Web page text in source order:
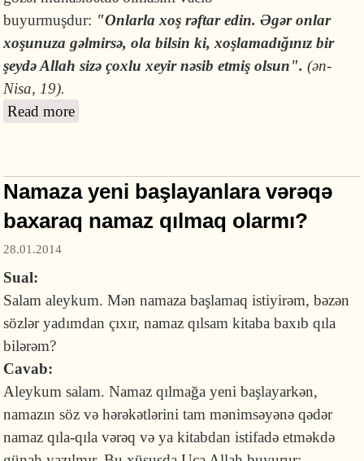
buyurmuşdur: "Onlarla xoş rəftar edin. Əgər onlar
xoşunuza gəlmirsə, ola bilsin ki, xoşlamadığınız bir
şeydə Allah sizə çoxlu xeyir nəsib etmiş olsun". (ən-
Nisa, 19).
Read more
Namaza yeni başlayanlara vərəqə
baxaraq namaz qılmaq olarmı?
28.01.2014
Sual:
Salam aleykum. Mən namaza başlamaq istiyirəm, bəzən
sözlər yadımdan çıxır, namaz qılsam kitaba baxıb qıla
bilərəm?
Cavab:
Aleykum salam. Namaz qılmağa yeni başlayarkən,
namazın söz və hərəkətlərini tam mənimsəyənə qədər
namaz qıla-qıla vərəq və ya kitabdan istifadə etməkdə